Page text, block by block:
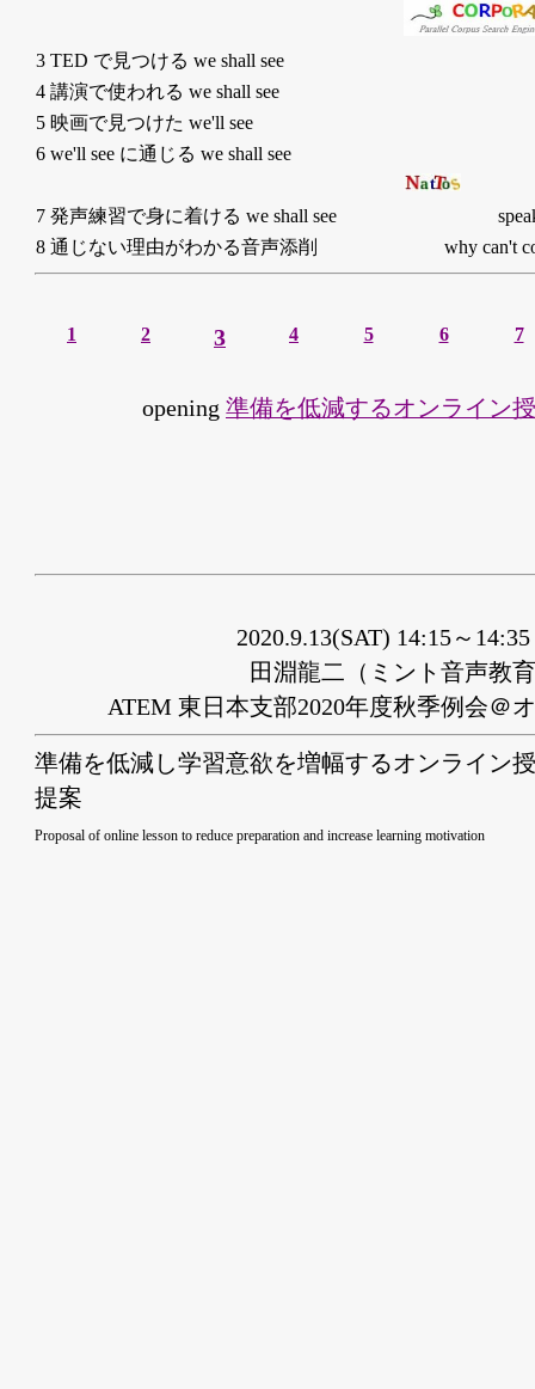
3 TED で見つける we shall see
4 講演で使われる we shall see
5 映画で見つけた we'll see
6 we'll see に通じる we shall see
7 発声練習で身に着ける we shall see
8 通じない理由がわかる音声添削
why can't
1 2 3 4 5 6 7
opening 準備を低減するオンライン
2020.9.13(SAT) 14:15～
田淵龍二（ミント音声教
ATEM 東日本支部2020年度秋季例会＠
準備を低減し学習意欲を増幅するオンライン
提案
Proposal of online lesson to reduce preparation and increase learning motivation